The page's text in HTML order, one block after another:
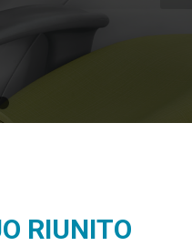
RIUNITO